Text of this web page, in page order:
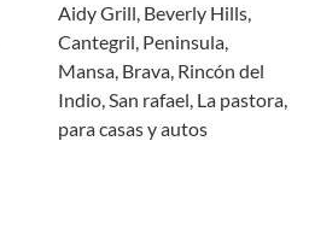
Aidy Grill, Beverly Hills,
Cantegril, Peninsula,
Mansa, Brava, Rincón del
Indio, San rafael, La pastora,
para casas y autos